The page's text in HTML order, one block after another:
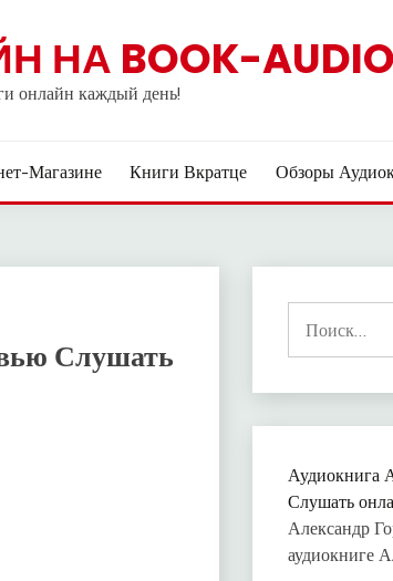
BOOK-
онлайн каждый день!
Магазине Книги Вкратце Обзоры
Слушать
Аудиокнига
Слушать
Александр
аудиокниге